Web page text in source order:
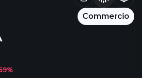
Commercio